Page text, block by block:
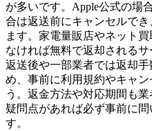
が多いです。Apple公式の場
合は返送前にキャンセルで
ます。家電量販店やネット
なければ無料で返却されるサ
返送後や一部業者では返却
め、事前に利用規約やキャ
う。返金方法や対応期間も
疑問点があれば必ず事前に
す。